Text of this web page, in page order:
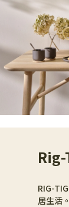
RIG-
居生活。